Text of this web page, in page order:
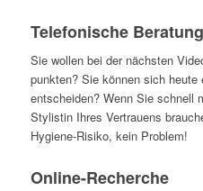
Telefonische Beratung
Sie wollen bei der nächsten
punkten? Sie können sich
entscheiden? Wenn Sie schnell
Stylistin Ihres Vertrauens
Hygiene-Risiko, kein Problem!
Online-Recherche